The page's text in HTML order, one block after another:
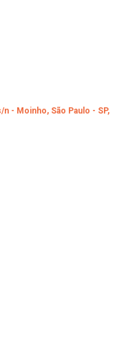
- Moinho, São Paulo - SP,